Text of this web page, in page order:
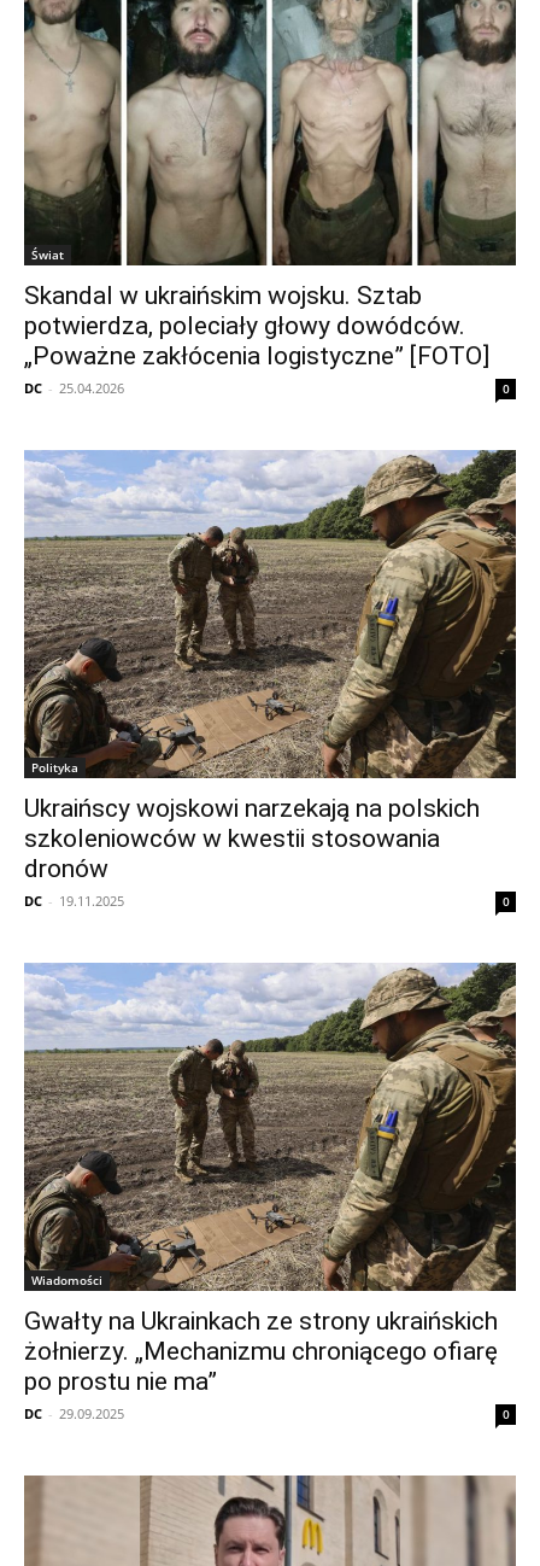
Świat
Skandal w ukraińskim wojsku. Sztab
potwierdza, poleciały głowy dowódców.
„Poważne zakłócenia logistyczne” [FOTO]
DC - 25.04.2026 0
Polityka
Ukraińscy wojskowi narzekają na polskich
szkoleniowców w kwestii stosowania
dronów
DC - 19.11.2025 0
Wiadomości
Gwałty na Ukrainkach ze strony ukraińskich
żołnierzy. „Mechanizmu chroniącego ofiarę
po prostu nie ma”
DC - 29.09.2025 0